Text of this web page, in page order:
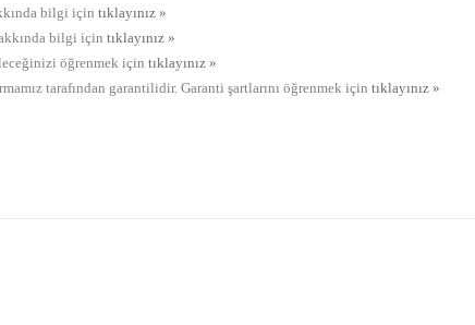
bilgi için tıklayınız »
bilgi için tıklayınız »
öğrenmek için tıklayınız »
tarafından garantilidir. Garanti şartlarını öğrenmek için tıklayınız »